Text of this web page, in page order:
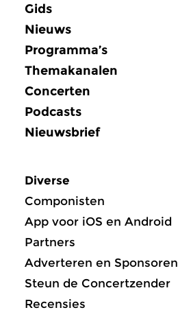
Gids
Nieuws
Programma’s
Themakanalen
Concerten
Podcasts
Nieuwsbrief
Diverse
Componisten
App voor iOS en Android
Partners
Adverteren en Sponsoren
Steun de Concertzender
Recensies